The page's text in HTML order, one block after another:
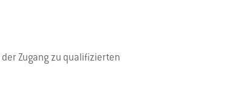
Zugang zu qualifizierten